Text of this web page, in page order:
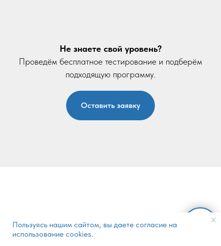
Не знаете свой уровень?
Проведём бесплатное тестирование и подберём
подходящую программу.
Оставить заявку
Как проходит подготовка?
Пользуясь нашим сайтом, вы даете согласие на
использование cookies.